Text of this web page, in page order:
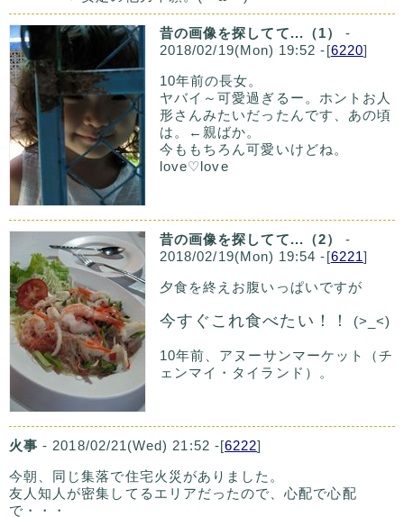
昔の画像を探してて...（1）
-
2018/02/19(Mon) 19:52 -[6220]
10年前の長女。
ヤバイ～可愛過ぎるー。ホントお人
形さんみたいだったんです、あの頃
は。←親ばか。
今ももちろん可愛いけどね。
love♡love
昔の画像を探してて...（2）
-
2018/02/19(Mon) 19:54 -[6221]
夕食を終えお腹いっぱいですが
今すぐこれ食べたい！！ (>_<)
10年前、アヌーサンマーケット（チ
ェンマイ・タイランド）。
火事 - 2018/02/21(Wed) 21:52 -[6222]
今朝、同じ集落で住宅火災がありました。
友人知人が密集してるエリアだったので、心配で心配
で・・・